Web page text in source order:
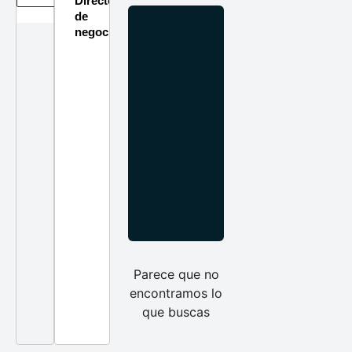
de
negocios
Parece que no
encontramos lo
que buscas